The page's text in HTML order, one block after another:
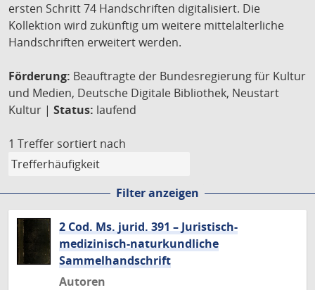
ersten Schritt 74 Handschriften digitalisiert. Die
Kollektion wird zukünftig um weitere mittelalterliche
Handschriften erweitert werden.
Förderung: Beauftragte der Bundesregierung für Kultur
und Medien, Deutsche Digitale Bibliothek, Neustart
Kultur | Status: laufend
1 Treffer sortiert nach
Filter anzeigen
2 Cod. Ms. jurid. 391 – Juristisch-
medizinisch-naturkundliche
Sammelhandschrift
Autoren